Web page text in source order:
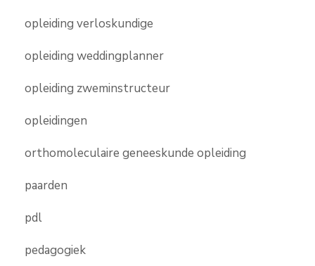
opleiding verloskundige
opleiding weddingplanner
opleiding zweminstructeur
opleidingen
orthomoleculaire geneeskunde opleiding
paarden
pdl
pedagogiek